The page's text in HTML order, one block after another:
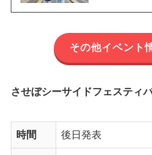
その他イベント
させぼシーサイドフェスティ
時間 後日発表